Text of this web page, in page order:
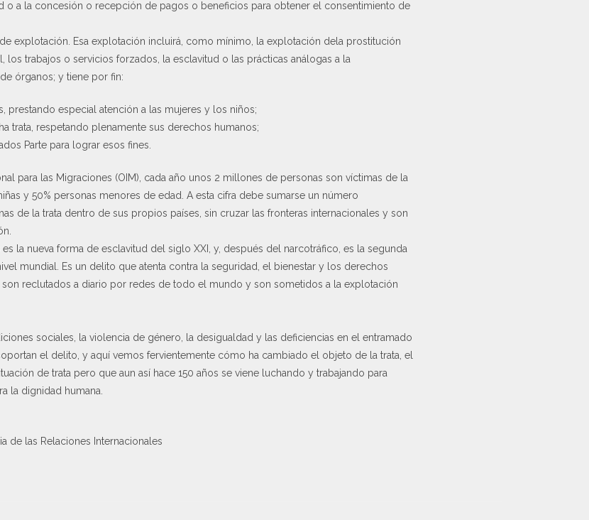
o a la concesión o recepción de pagos o beneficios para obtener el consentimiento de
explotación. Esa explotación incluirá, como mínimo, la explotación dela prostitución
los trabajos o servicios forzados, la esclavitud o las prácticas análogas a la
órganos; y tiene por fin:
prestando especial atención a las mujeres y los niños;
trata, respetando plenamente sus derechos humanos;
Parte para lograr esos fines.
para las Migraciones (OIM), cada año unos 2 millones de personas son víctimas de la
y 50% personas menores de edad. A esta cifra debe sumarse un número
de la trata dentro de sus propios países, sin cruzar las fronteras internacionales y son
es la nueva forma de esclavitud del siglo XXI, y, después del narcotráfico, es la segunda
mundial. Es un delito que atenta contra la seguridad, el bienestar y los derechos
son reclutados a diario por redes de todo el mundo y son sometidos a la explotación
sociales, la violencia de género, la desigualdad y las deficiencias en el entramado
el delito, y aquí vemos fervientemente cómo ha cambiado el objeto de la trata, el
de trata pero que aun así hace 150 años se viene luchando y trabajando para
la dignidad humana.
de las Relaciones Internacionales